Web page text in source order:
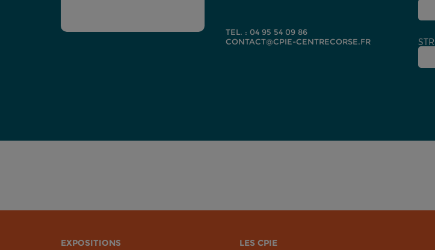
TEL. : 04 95 54 09 86
CONTACT@CPIE-CENTRECORSE.FR
EXPOSITIONS LES CPIE